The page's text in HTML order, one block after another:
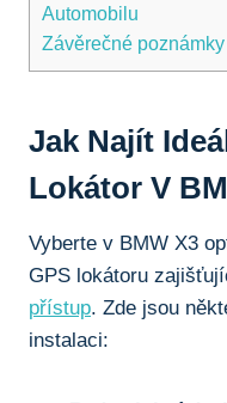
Automobilu
Závěrečné poznámky
Jak Najít
Lokátor V
Vyberte v BMW‌ X3
GPS lokátoru
přístup. Zde jsou
instalaci: